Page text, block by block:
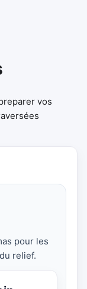
vos
pour les
relief.